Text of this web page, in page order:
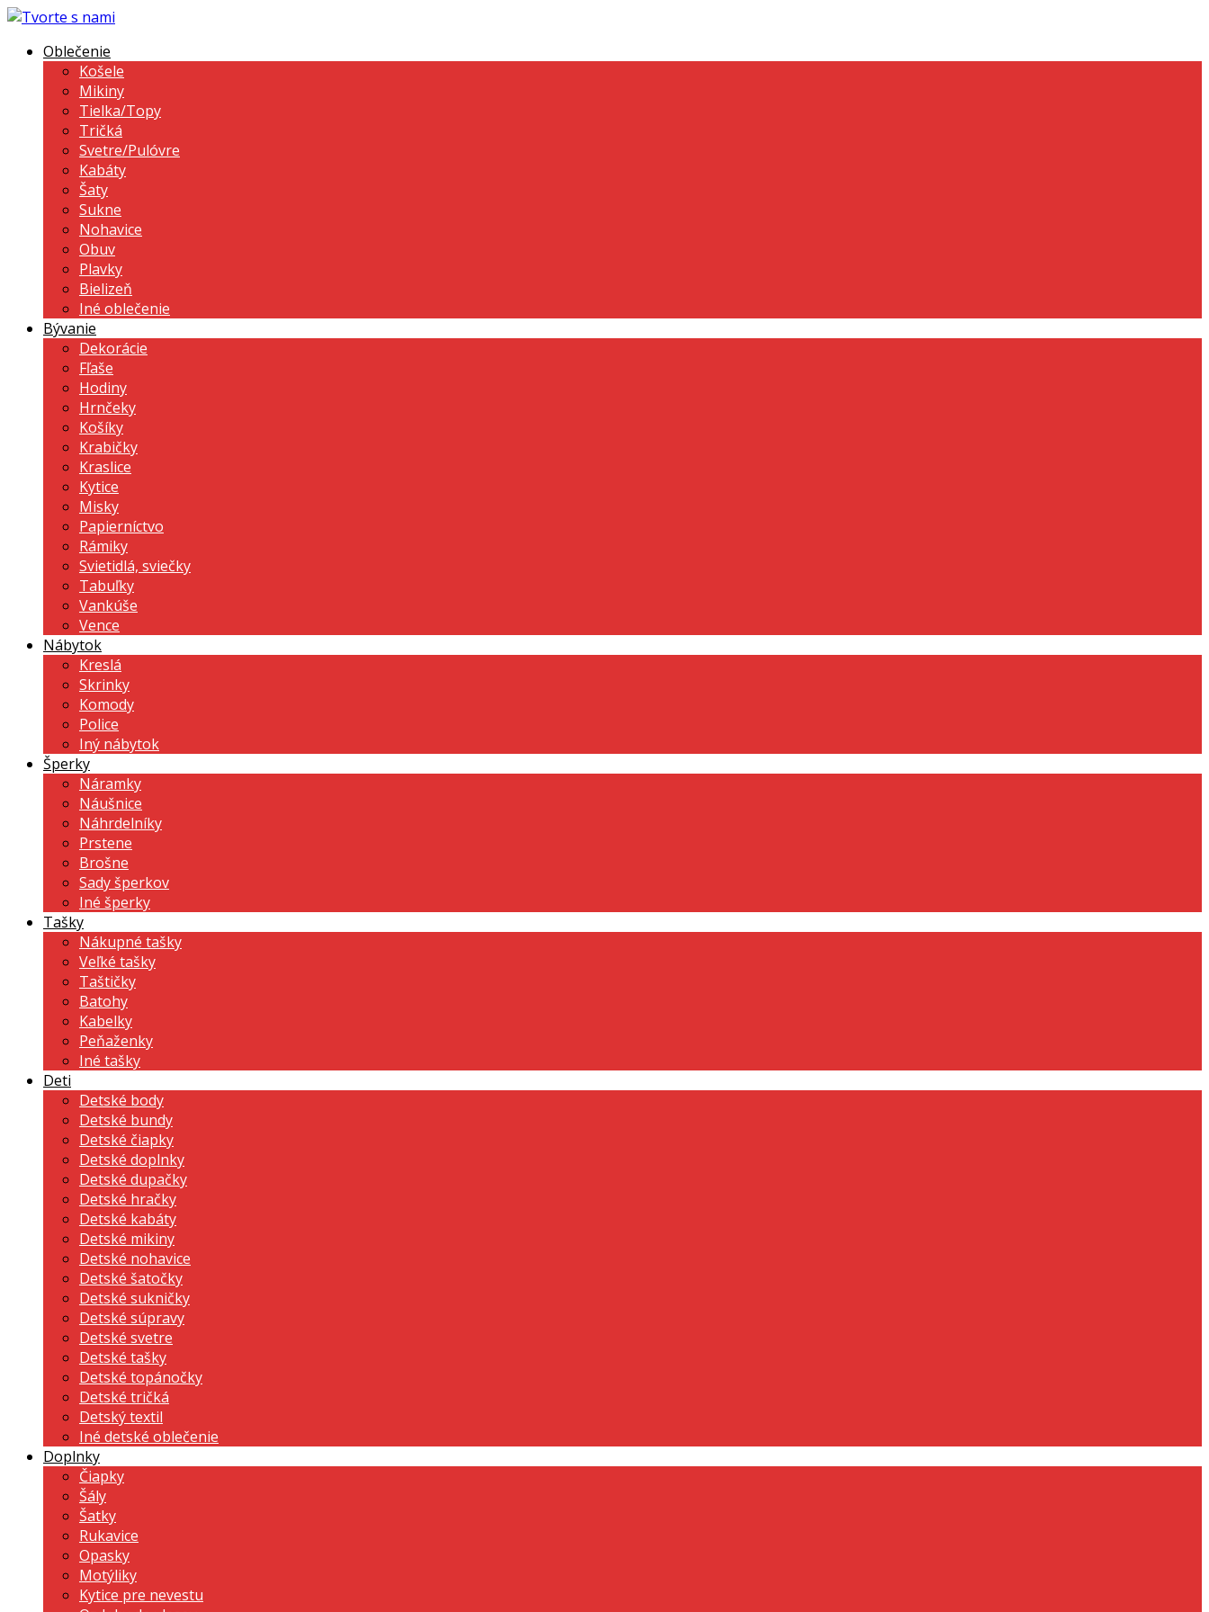
Oblečenie
Košele
Mikiny
Tielka/Topy
Tričká
Svetre/Pulóvre
Kabáty
Šaty
Sukne
Nohavice
Obuv
Plavky
Bielizeň
Iné oblečenie
Bývanie
Dekorácie
Fľaše
Hodiny
Hrnčeky
Košíky
Krabičky
Kraslice
Kytice
Misky
Papierníctvo
Rámiky
Svietidlá, sviečky
Tabuľky
Vankúše
Vence
Nábytok
Kreslá
Skrinky
Komody
Police
Iný nábytok
Šperky
Náramky
Náušnice
Náhrdelníky
Prstene
Brošne
Sady šperkov
Iné šperky
Tašky
Nákupné tašky
Veľké tašky
Taštičky
Batohy
Kabelky
Peňaženky
Iné tašky
Deti
Detské body
Detské bundy
Detské čiapky
Detské doplnky
Detské dupačky
Detské hračky
Detské kabáty
Detské mikiny
Detské nohavice
Detské šatočky
Detské sukničky
Detské súpravy
Detské svetre
Detské tašky
Detské topánočky
Detské tričká
Detský textil
Iné detské oblečenie
Doplnky
Čiapky
Šály
Šatky
Rukavice
Opasky
Motýliky
Kytice pre nevestu